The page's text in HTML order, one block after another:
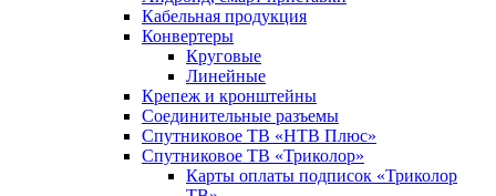
Кабельная продукция
Конвертеры
Круговые
Линейные
Крепеж и кронштейны
Соединительные разъемы
Спутниковое ТВ «НТВ Плюс»
Спутниковое ТВ «Триколор»
Карты оплаты подписок «Триколор